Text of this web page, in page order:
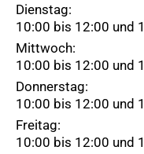
Dienstag:
10:00 bis 12:00 und
Mittwoch:
10:00 bis 12:00 und
Donnerstag:
10:00 bis 12:00 und
Freitag:
10:00 bis 12:00 und